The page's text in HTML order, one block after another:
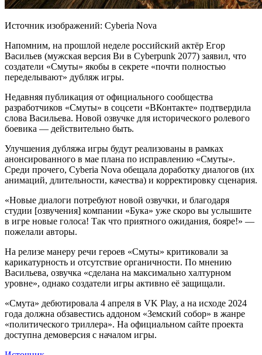
Источник изображений: Cyberia Nova
Напомним, на прошлой неделе российский актёр Егор
Васильев (мужская версия Ви в Cyberpunk 2077) заявил, что
создатели «Смуты» якобы в секрете «почти полностью
переделывают» дубляж игры.
Недавняя публикация от официального сообщества
разработчиков «Смуты» в соцсети «ВКонтакте» подтвердила
слова Васильева. Новой озвучке для исторического ролевого
боевика — действительно быть.
Улучшения дубляжа игры будут реализованы в рамках
анонсированного в мае плана по исправлению «Смуты».
Среди прочего, Cyberia Nova обещала доработку диалогов (их
анимаций, длительности, качества) и корректировку сценария.
«Новые диалоги потребуют новой озвучки, и благодаря
студии [озвучения] компании «Бука» уже скоро вы услышите
в игре новые голоса! Так что приятного ожидания, бояре!» —
пожелали авторы.
На релизе манеру речи героев «Смуты» критиковали за
карикатурность и отсутствие органичности. По мнению
Васильева, озвучка «сделана на максимально халтурном
уровне», однако создатели игры активно её защищали.
«Смута» дебютировала 4 апреля в VK Play, а на исходе 2024
года должна обзавестись аддоном «Земский собор» в жанре
«политического триллера». На официальном сайте проекта
доступна демоверсия с началом игры.